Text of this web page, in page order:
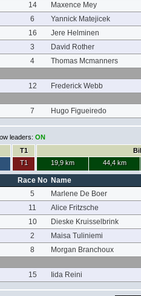
14
Maxence Mey
6
Yannick Matejicek
16
Jere Helminen
3
David Rother
4 Thomas Mcmanners
12 Frederick Webb
7 Hugo Figueiredo
leaders: ON
T1
T1
19,9 km
44,4 km
Race No Name
5
Marlene De Boer
11
Alice Fritzsche
10
Dieske Kruisselbrink
2
Maisa Tuliniemi
8 Morgan Branchoux
15 Iida Reini